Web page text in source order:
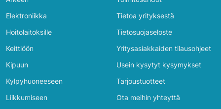
Elektroniikka
Hoitolaitoksille
Keittiöön
Kipuun
Kylpyhuoneeseen
Liikkumiseen
Tietoa yrityksestä
Tietosuojaseloste
Yritysasiakkaiden tilausohjeet
Usein kysytyt kysymykset
Tarjoustuotteet
Ota meihin yhteyttä